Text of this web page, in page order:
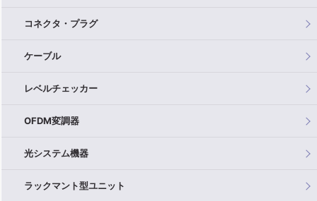
コネクタ・プラグ
ケーブル
レベルチェッカー
OFDM変調器
光システム機器
ラックマント型ユニット